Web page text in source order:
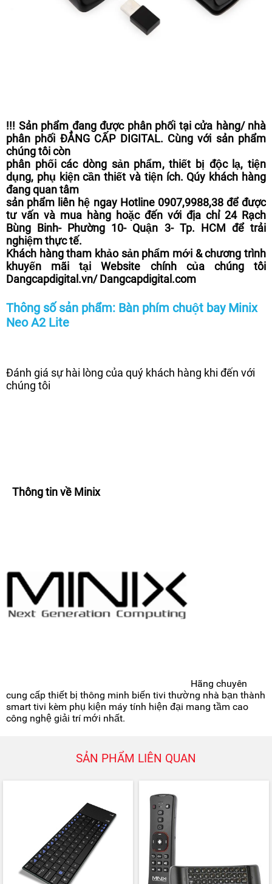
!!! Sản phẩm đang được phân phối tại cửa hàng/ nhà
phân phối ĐẲNG CẤP DIGITAL. Cùng với sản phẩm
chúng tôi còn
phân phối các dòng sản phẩm, thiết bị độc lạ, tiện
dụng, phụ kiện cần thiết và tiện ích. Qúy khách hàng
đang quan tâm
sản phẩm liên hệ ngay Hotline 0907,9988,38 để được
tư vấn và mua hàng hoặc đến với địa chỉ 24 Rạch
Bùng Binh- Phường 10- Quận 3- Tp. HCM để trải
nghiệm thực tế.
Khách hàng tham khảo sản phẩm mới & chương trình
khuyến mãi tại Website chính của chúng tôi
Dangcapdigital.vn/ Dangcapdigital.com
Thông số sản phẩm: Bàn phím chuột bay Minix
Neo A2 Lite
Đánh giá sự hài lòng của quý khách hàng khi đến với
chúng tôi
Thông tin về Minix
Hãng chuyên
cung cấp thiết bị thông minh biến tivi thường nhà bạn thành
smart tivi kèm phụ kiện máy tính hiện đại mang tầm cao
công nghệ giải trí mới nhất.
SẢN PHẨM LIÊN QUAN